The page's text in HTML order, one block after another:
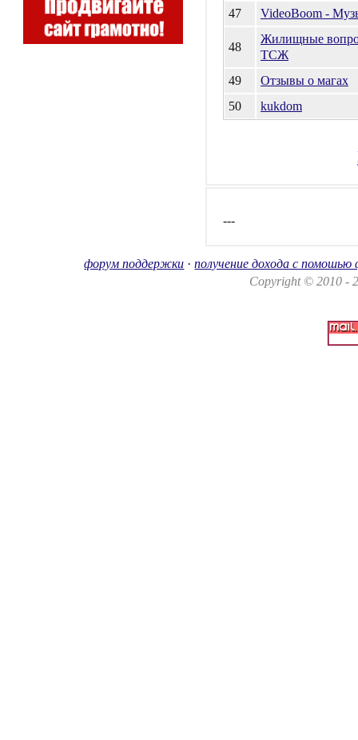
47
VideoBoom -
48
Жилищные
ТСЖ
49
Отзывы о магах
50
kukdom
---
форум поддержки ·получение дохода с помошью
Copyright © 2010 -